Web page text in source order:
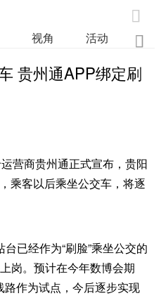

视角 活动 业

贵州通APP绑定刷
营商贵州通正式宣布，贵阳
乘客以后乘坐公交车，将逐
已经作为“刷脸”乘坐公交的
岗。预计在今年数博会期
作为试点，今后逐步实现